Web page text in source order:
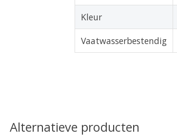
Kleur
Vaatwasserbestendig
Alternatieve producten